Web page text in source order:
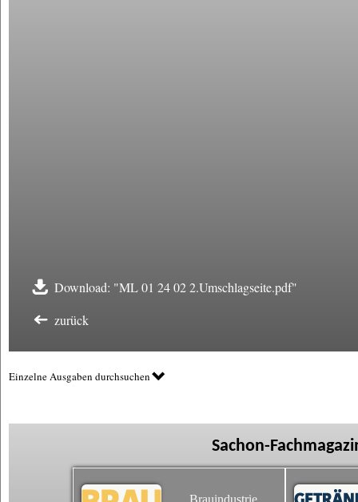
Download: "ML 01 24 02 2.Umschlagseite.pdf"
zurück
Einzelne Ausgaben durchsuchen
Sachon-
Brauindustrie